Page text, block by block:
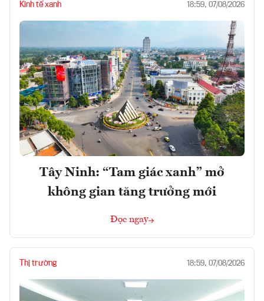
Kinh tế xanh 18:59, 07/08/2026
Tây Ninh: “Tam giác xanh” mở
không gian tăng trưởng mới
Đọc ngay
Thị trường 18:59, 07/08/2026